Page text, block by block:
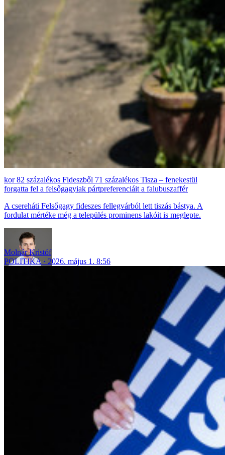
82 százalékos Fideszből 71 százalékos Tisza – fenekestül
forgatta fel a felsőgagyiak pártpreferenciáit a falubuszaffér
A csereháti Felsőgagy fideszes fellegvárból lett tiszás bástya. A
fordulat mértéke még a település prominens lakóit is meglepte.
Molnár Kristóf
POLITIKA
2026. május 1. 8:56